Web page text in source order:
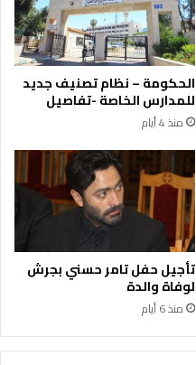
الحكومة – نظام تصنيف جديد
للمدارس الخاصة -تفاصيل
منذ 4 أيام
تأجيل حفل تامر حسني بجرش
لوفاة والدة
منذ 6 أيام